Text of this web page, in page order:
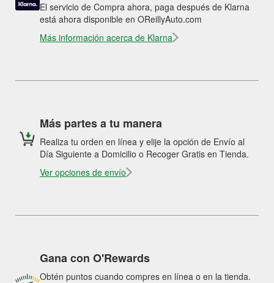
El servicio de Compra ahora, paga después de Klarna
está ahora disponible en OReillyAuto.com
Más información acerca de Klarna
Más partes a tu manera
Realiza tu orden en línea y elije la opción de Envío al
Día Siguiente a Domicilio o Recoger Gratis en Tienda.
Ver opciones de envío
Gana con O'Rewards
Obtén puntos cuando compres en línea o en la tienda.